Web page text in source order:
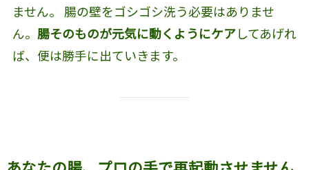
ません。 腸の壁をゴシゴシ洗う必要はありませ
ん。 腸そのものが元気に動くようにケアしてあげれ
ば、便は勝手に出ていきます。